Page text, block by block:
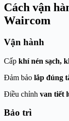
Cách vận
Waircom
Vận hành
Cấp khí nén sạch,
Đảm bảo lắp đúng
Điều chỉnh van tiết
Bảo trì